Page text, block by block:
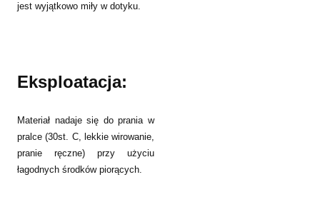
jest wyjątkowo miły w dotyku.
Eksploatacja:
Materiał nadaje się do prania w
pralce (30st. C, lekkie wirowanie,
pranie ręczne) przy użyciu
łagodnych środków piorących.